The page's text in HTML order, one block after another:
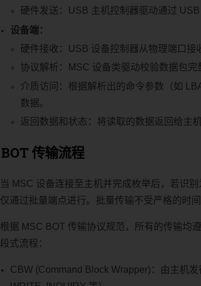
硬件发送：USB 主机控制器驱动通过
设备端：
硬件接收：USB 设备控制器从物理端口接
协议解析：MSC 设备类驱动校验数据包完
介质访问：根据解析出的命令参数（如
数据。
返回数据和状态：将读取的数据返回给主
BOT 传输流程
当 MSC 设备连接至主机并完成枚举后，若识
仅通过批量端点进行。批量传输不受严格的时
根据 MSC BOT 传输协议规范，所有的传输均
段式流程：
CBW (Command Block Wrapper)：由主机